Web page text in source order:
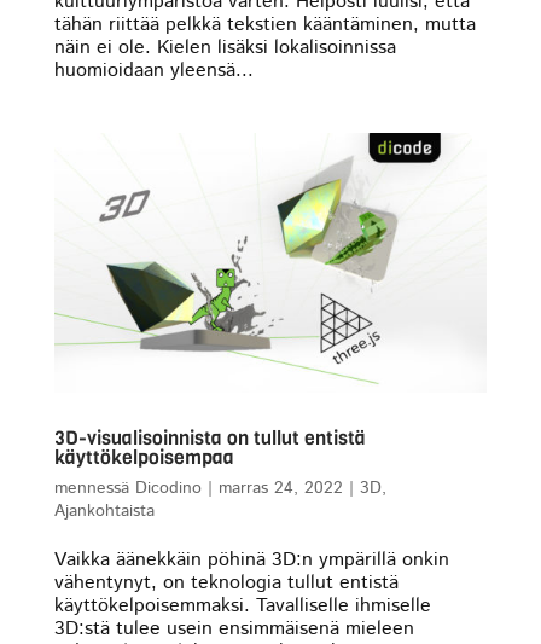
tähän riittää pelkkä tekstien kääntäminen, mutta
näin ei ole. Kielen lisäksi lokalisoinnissa
huomioidaan yleensä...
3D-visualisoinnista on tullut entistä
käyttökelpoisempaa
mennessä Dicodino| marras 24, 2022 | 3D,
Ajankohtaista
Vaikka äänekkäin pöhinä 3D:n ympärillä onkin
vähentynyt, on teknologia tullut entistä
käyttökelpoisemmaksi. Tavalliselle ihmiselle
3D:stä tulee usein ensimmäisenä mieleen